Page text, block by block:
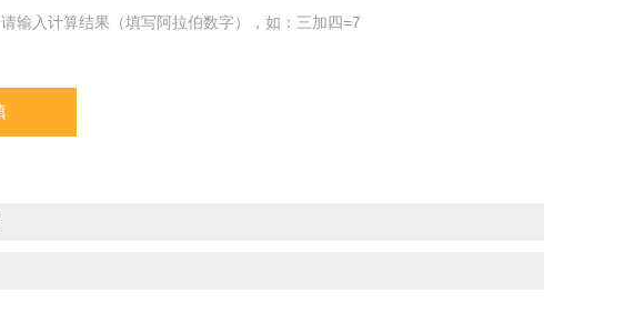
请输入计算结果（填写阿拉伯数字），如：三加四=7